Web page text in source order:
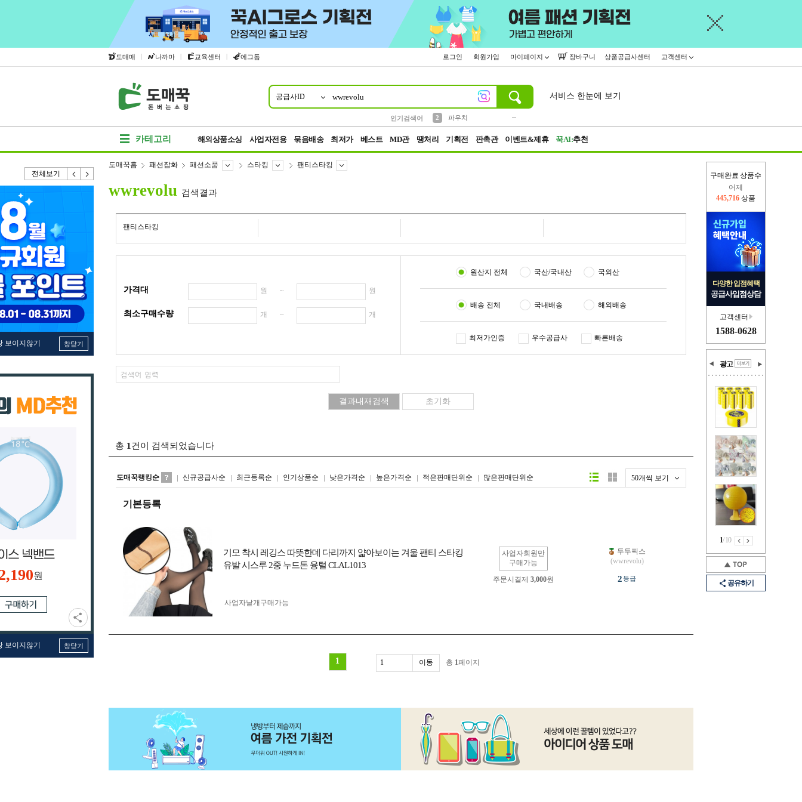
도매매 | 나까마 | 교육센터 | 에그돔 로그인 회원가입 마이페이지 장바구니 상품공급사센터 고객센터
공급사ID
인기검색어
2
파우치
서비스 한눈에 보기
카테고리 해외상품소싱 사업자전용 묶음배송 최저가 베스트 MD관 땡처리 기획전 판촉관 이벤트&제휴 꾹AI:추천
전체보기
보이지않기 창닫기
원
보이지않기 창닫기
구매완료 상품수
어제
445,716 상품
다양한 입점혜택
공급사입점상담
고객센터
1588-0628
광고
1/10
공유하기
도매꾹홈 패션잡화 패션소품 스타킹 팬티스타킹
wwrevolu 검색결과
팬티스타킹
가격대 원 ~ 원
최소구매수량 개 ~ 개
원산지 전체 국산/국내산 국외산
배송 전체 국내배송 해외배송
최저가인증 우수공급사 빠른배송
총 1 건이 검색되었습니다
도매꾹랭킹순 신규공급사순 최근등록순 인기상품순 낮은가격순 높은가격순 적은판매단위순 많은판매단위순 50개씩 보기
리스트형갤러리형
기본등록
기모 착시 레깅스 따뜻한데 다리까지 얇아보이는 겨울 팬티 스타킹
유발 시스루 2중 누드톤 융털 CLAL1013
사업자회원만
구매가능
주문시결제 3,000원
사업자 낱개구매가능
두두픽스
(wwrevolu)
2등급
1 총 1페이지